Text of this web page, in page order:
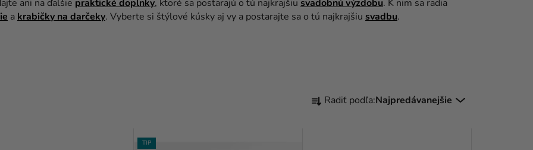
ani na ďalšie praktické doplnky, ktoré sa postarajú o tú najkrajšiu svadobnú výzdobu. K nim sa radia
a krabičky na darčeky. Vyberte si štýlové kúsky aj vy a postarajte sa o tú najkrajšiu svadbu.
R Radiť podľa:Najpredávanejšie
TIP